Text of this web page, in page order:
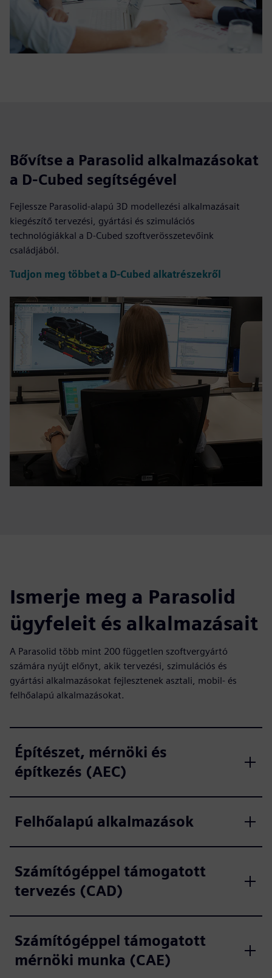
Bővítse a Parasolid alkalmazásokat
a D-Cubed segítségével
Fejlessze Parasolid-alapú 3D modellezési alkalmazásait
kiegészítő tervezési, gyártási és szimulációs
technológiákkal a D-Cubed szoftverösszetevőink
családjából.
Tudjon meg többet a D-Cubed alkatrészekről
Ismerje meg a Parasolid
ügyfeleit és alkalmazásait
A Parasolid több mint 200 független szoftvergyártó
számára nyújt előnyt, akik tervezési, szimulációs és
gyártási alkalmazásokat fejlesztenek asztali, mobil- és
felhőalapú alkalmazásokat.
Építészet, mérnöki és
építkezés (AEC)
Felhőalapú alkalmazások
Számítógéppel támogatott
tervezés (CAD)
Számítógéppel támogatott
mérnöki munka (CAE)